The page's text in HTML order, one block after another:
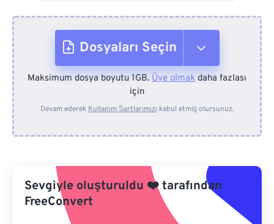
Dosyaları Seçin
Cihazdan
Google Drive'dan
Maksimum dosya boyutu 1GB. Üye olmak daha fazlası
için
Devam ederek Kullanım Şartlarımızı kabul etmiş olursunuz.
Sevgiyle oluşturuldu ❤️tarafından
FreeConvert